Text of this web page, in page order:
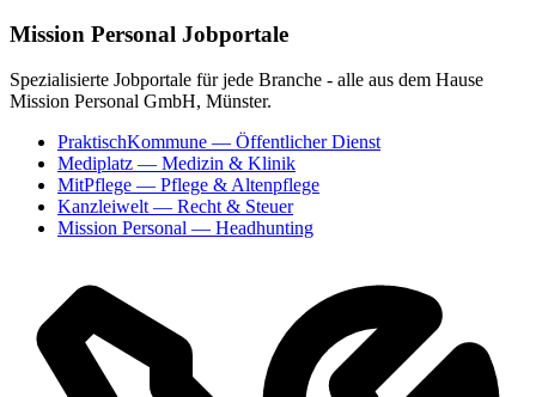
Mission Personal Jobportale
Spezialisierte Jobportale für jede Branche - alle aus dem Hause
Mission Personal GmbH, Münster.
PraktischKommune — Öffentlicher Dienst
Mediplatz — Medizin & Klinik
MitPflege — Pflege & Altenpflege
Kanzleiwelt— Recht & Steuer
Mission Personal — Headhunting